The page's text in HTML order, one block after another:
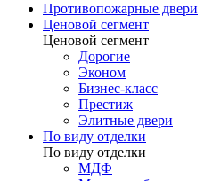
Противопожарные двери
Ценовой сегмент
Ценовой сегмент
Дорогие
Эконом
Бизнес-класс
Престиж
Элитные двери
По виду отделки
По виду отделки
МДФ